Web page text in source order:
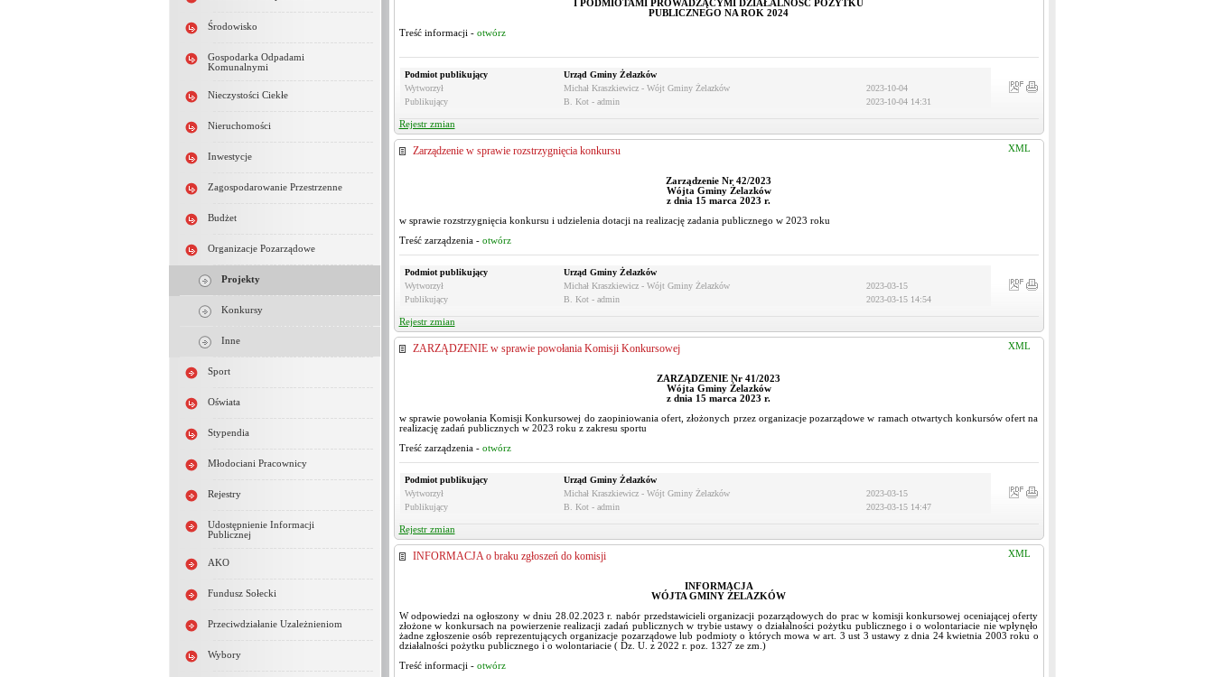
Środowisko
Gospodarka Odpadami
Komunalnymi
Nieczystości Ciekłe
Nieruchomości
Inwestycje
Zagospodarowanie Przestrzenne
Budżet
Organizacje Pozarządowe
Projekty
Konkursy
Inne
Sport
Oświata
Stypendia
Młodociani Pracownicy
Rejestry
Udostępnienie Informacji
Publicznej
AKO
Fundusz Sołecki
Przeciwdziałanie Uzależnieniom
Wybory
I PODMIOTAMI PROWADZĄCYMI DZIAŁALNOŚĆ POŻYTKU
PUBLICZNEGO NA ROK 2024
Treść informacji - otwórz
Podmiot publikujący
Urząd Gminy Żelazków
Wytworzył
Michał Kraszkiewicz - Wójt Gminy Żelazków
2023-10-04
Publikujący
B. Kot - admin 2023-10-04 14:31
Rejestr zmian
XML
Zarządzenie w sprawie rozstrzygnięcia konkursu
Zarządzenie Nr 42/2023
Wójta Gminy Żelazków
z dnia 15 marca 2023 r.
w sprawie rozstrzygnięcia konkursu i udzielenia dotacji na realizację zadania publicznego w 2023 roku
Treść zarządzenia - otwórz
Podmiot publikujący
Urząd Gminy Żelazków
Wytworzył
Michał Kraszkiewicz - Wójt Gminy Żelazków
2023-03-15
Publikujący
B. Kot - admin 2023-03-15 14:54
Rejestr zmian
XML
ZARZĄDZENIE w sprawie powołania Komisji Konkursowej
ZARZĄDZENIE Nr 41/2023
Wójta Gminy Żelazków
z dnia 15 marca 2023 r.
w sprawie powołania Komisji Konkursowej do zaopiniowania ofert, złożonych przez organizacje pozarządowe w ramach otwartych konkursów ofert na
realizację zadań publicznych w 2023 roku z zakresu sportu
Treść zarządzenia - otwórz
Podmiot publikujący
Urząd Gminy Żelazków
Wytworzył
Michał Kraszkiewicz - Wójt Gminy Żelazków
2023-03-15
Publikujący
B. Kot - admin 2023-03-15 14:47
Rejestr zmian
XML
INFORMACJA o braku zgłoszeń do komisji
INFORMACJA
WÓJTA GMINY ŻELAZKÓW
W odpowiedzi na ogłoszony w dniu 28.02.2023 r. nabór przedstawicieli organizacji pozarządowych do prac w komisji konkursowej oceniającej oferty
złożone w konkursach na powierzenie realizacji zadań publicznych w trybie ustawy o działalności pożytku publicznego i o wolontariacie nie wpłynęło
żadne zgłoszenie osób reprezentujących organizacje pozarządowe lub podmioty o których mowa w art. 3 ust 3 ustawy z dnia 24 kwietnia 2003 roku o
działalności pożytku publicznego i o wolontariacie ( Dz. U. z 2022 r. poz. 1327 ze zm.)
Treść informacji - otwórz